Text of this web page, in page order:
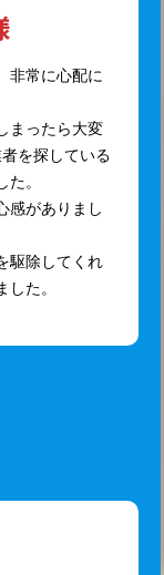
非常に心配に
まったら大変
を探している
。
感がありまし
駆除してくれ
た。